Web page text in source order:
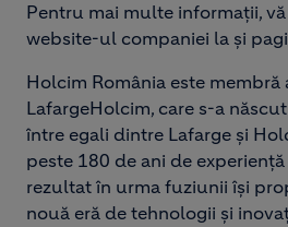
Pentru mai multe informaţii,
website-ul companiei la și
Holcim România este
LafargeHolcim, care s-a
între egali dintre Lafarge și
peste 180 de ani de
rezultat în urma fuziunii își
nouă eră de tehnologii și